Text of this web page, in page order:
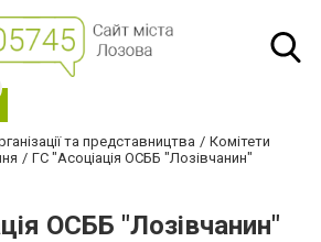
та представництва
Комітети
ГС "Асоціація ОСББ "Лозівчанин"
ОСББ "Лозівчанин"